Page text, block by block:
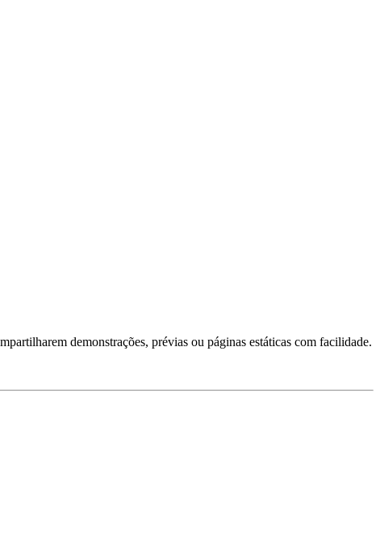
demonstrações, prévias ou páginas estáticas com facilidade.